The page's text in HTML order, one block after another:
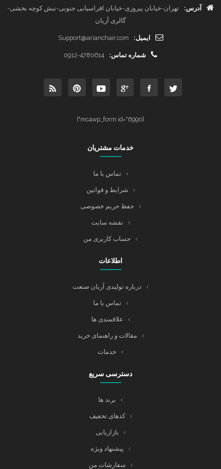
آدرس:
تهران-خیابان پیروزی-خیابان افراسیابی جنوبی-نبش کوچه بخشی-
گالری آریان
ایمیل: Support@arianchair.com
شماره تماس: 0912-4780614
[mc4wp_form id="6990"]
خدمات مشتریان
تماس با ما
شرایط و قوانین
حفظ حریم خصوصی
نقشه سایت
حساب کاربری من
اطلاعات
درباره تولیدی آریان صنعت
تماس با ما
علاقمندی ها
مقالات و راهنمای خرید
خدمات
دسترسی سریع
برند ها
کدهای تخفیف
بازاریابی
پیشنهاد ویژه
سفارشات من